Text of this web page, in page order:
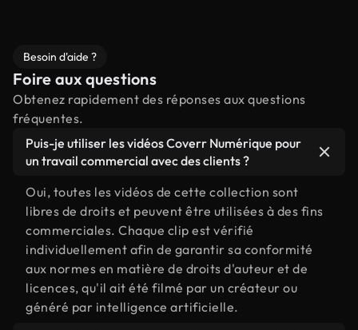
Besoin d'aide ?
Foire aux questions
Obtenez rapidement des réponses aux questions
fréquentes.
Puis-je utiliser les vidéos Coverr Numérique pour
un travail commercial avec des clients ?
Oui, toutes les vidéos de cette collection sont
libres de droits et peuvent être utilisées à des fins
commerciales. Chaque clip est vérifié
individuellement afin de garantir sa conformité
aux normes en matière de droits d'auteur et de
licences, qu'il ait été filmé par un créateur ou
généré par intelligence artificielle.